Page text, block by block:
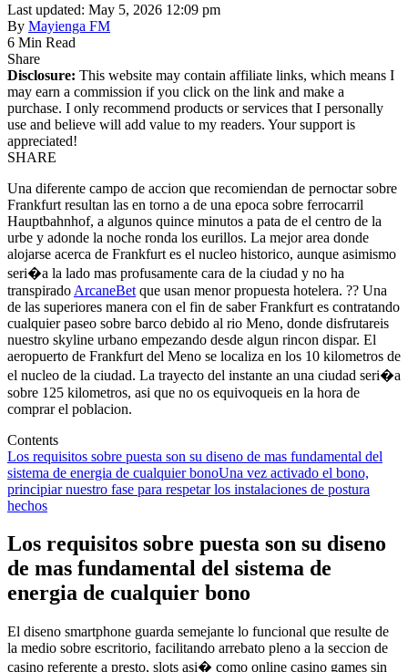
Last updated: May 5, 2026 12:09 pm
By Mayienga FM
6 Min Read
Share
Disclosure: This website may contain affiliate links, which means I
may earn a commission if you click on the link and make a
purchase. I only recommend products or services that I personally
use and believe will add value to my readers. Your support is
appreciated!
SHARE
Una diferente campo de accion que recomiendan de pernoctar sobre
Frankfurt resultan las en torno a de una epoca sobre ferrocarril
Hauptbahnhof, a algunos quince minutos a pata de el centro de la
urbe y adonde la noche ronda los eurillos. La mejor area donde
alojarse acerca de Frankfurt es el nucleo historico, aunque asimismo
seri�a la lado mas profusamente cara de la ciudad y no ha
transpirado ArcaneBet que usan menor propuesta hotelera. ?? Una
de las superiores manera con el fin de saber Frankfurt es contratando
cualquier paseo sobre barco debido al rio Meno, donde disfrutareis
nuestro skyline urbano empezando desde algun rincon dispar. El
aeropuerto de Frankfurt del Meno se localiza en los 10 kilometros de
el nucleo de la ciudad. La trayecto del instante an una ciudad seri�a
sobre 125 kilometros, asi que no os equivoqueis en la hora de
comprar el poblacion.
Contents
Los requisitos sobre puesta son su diseno de mas fundamental del
sistema de energia de cualquier bonoUna vez activado el bono,
principiar nuestro fase para respetar los instalaciones de postura
hechos
Los requisitos sobre puesta son su diseno
de mas fundamental del sistema de
energia de cualquier bono
El diseno smartphone guarda semejante lo funcional que resulte de
la medio sobre escritorio, facilitando arrebato pleno a la seccion de
casino referente a presto, slots asi� como online casino games sin